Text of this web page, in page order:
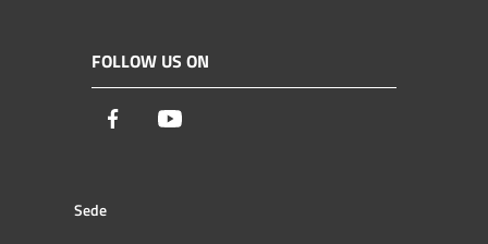
FOLLOW US ON
Facebook
Sede